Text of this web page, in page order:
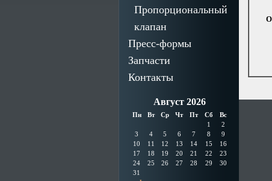
Пропорциональный
клапан
Пресс-формы
Запчасти
Контакты
Август 2026
Пн Вт Ср Чт Пт Сб Вс
1
2
3
4 5 6 7 8
9
10
11 12 13 14 15
16
17
18 19 20 21 22
23
24
25 26 27 28 29
30
31